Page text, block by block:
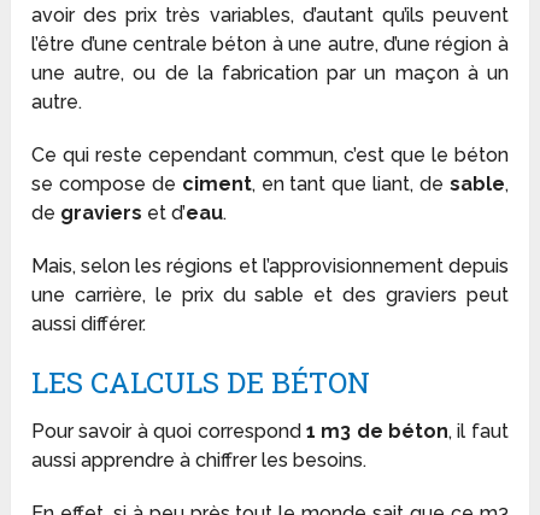
avoir des prix très variables, d’autant qu’ils peuvent
l’être d’une centrale béton à une autre, d’une région à
une autre, ou de la fabrication par un maçon à un
autre.
Ce qui reste cependant commun, c’est que le béton
se compose de ciment, en tant que liant, de sable,
de graviers et d’eau.
Mais, selon les régions et l’approvisionnement depuis
une carrière, le prix du sable et des graviers peut
aussi différer.
LES CALCULS DE BÉTON
Pour savoir à quoi correspond1 m3 de béton, il faut
aussi apprendre à chiffrer les besoins.